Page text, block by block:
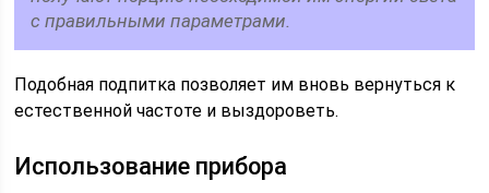
с правильными параметрами.
Подобная подпитка позволяет им вновь вернуться к
естественной частоте и выздороветь.
Использование прибора